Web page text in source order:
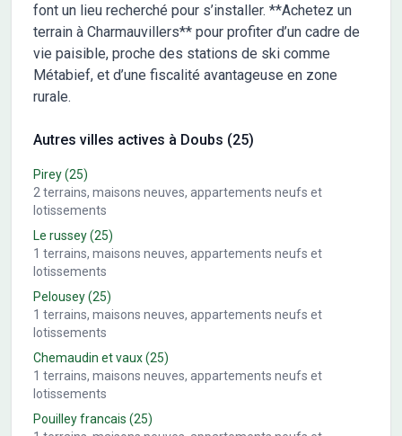
font un lieu recherché pour s’installer. **Achetez un
terrain à Charmauvillers** pour profiter d’un cadre de
vie paisible, proche des stations de ski comme
Métabief, et d’une fiscalité avantageuse en zone
rurale.
Autres villes actives à Doubs (25)
Pirey(25)
2 terrains, maisons neuves, appartements neufs et
lotissements
Le russey(25)
1 terrains, maisons neuves, appartements neufs et
lotissements
Pelousey(25)
1 terrains, maisons neuves, appartements neufs et
lotissements
Chemaudin et vaux(25)
1 terrains, maisons neuves, appartements neufs et
lotissements
Pouilley francais (25)